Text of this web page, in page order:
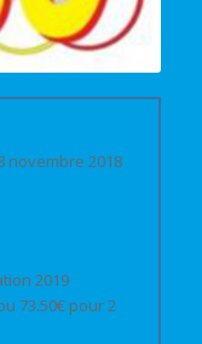
novembre 2018
2019
73.50€ pour 2